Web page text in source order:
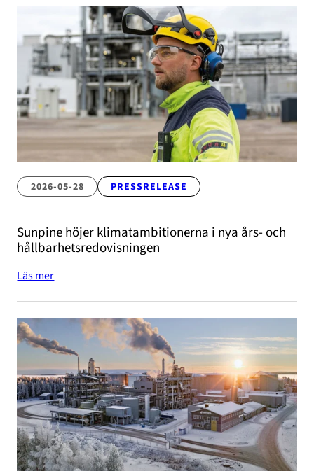
2026-05-28 PRESSRELEASE
Sunpine höjer klimatambitionerna i nya års- och
hållbarhetsredovisningen
Läs mer